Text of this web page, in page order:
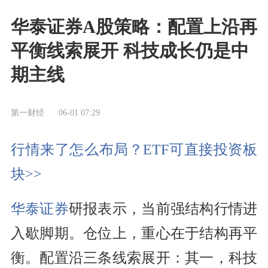
华泰证券A股策略：配置上沿再
平衡线索展开 科技成长仍是中
期主线
第一财经 06-01 07:29
行情来了怎么布局？ETF可直接投资板
块>>
华泰证券研报表示，当前强结构行情进
入歇脚期。仓位上，重心在于结构再平
衡。配置沿三条线索展开：其一，科技